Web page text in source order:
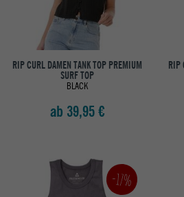
RIP CURL DAMEN TANK TOP PREMIUM
SURF TOP
BLACK
ab 39,95 €
RIP
-17%